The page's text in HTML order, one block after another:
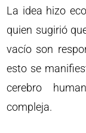
La idea hizo
quien sugirió
vacío son
esto se
cerebro
compleja.